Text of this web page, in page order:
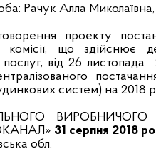
Рачук Алла
проекту
комісії, що
послуг, від 26
систем) на 2018
ВИРОБНИЧОГО
31 серпня 2018
обл.